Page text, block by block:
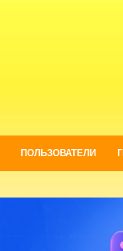
ПОЛЬЗОВАТЕЛИ